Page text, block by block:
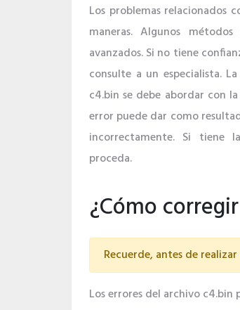
Los problemas relacionados
maneras. Algunos
avanzados. Si no tiene
consulte a un especialista.
c4.bin se debe abordar con
error puede dar como
incorrectamente. Si tiene
proceda.
¿Cómo
Recuerde, antes de
Los errores del archivo